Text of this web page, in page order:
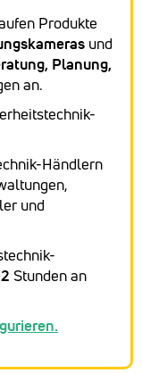
Produkte
und
Planung,
an.
Händlern
und
Stunden an